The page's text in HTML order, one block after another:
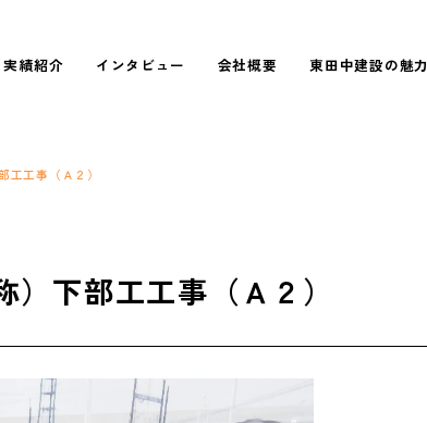
実績紹介
表彰実績紹介 インタビュー
INTERVIEW 01
会社概要
社長あいさつ
東田中建設の魅力
福利厚生
新卒採用
工事（Ａ２）
下部工工事（Ａ２）